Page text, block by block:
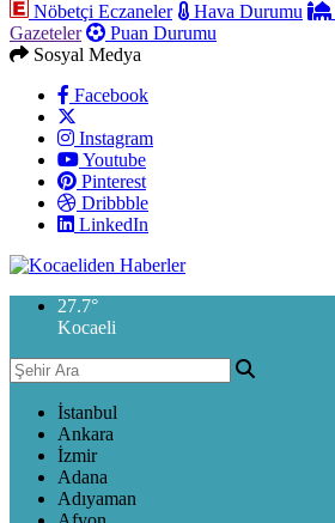
Nöbetçi Eczaneler
Hava Durumu
Gazeteler
Puan Durumu
Sosyal Medya
Facebook
Instagram
Youtube
Pinterest
Dribbble
LinkedIn
27.7°
Kocaeli
İstanbul
Ankara
İzmir
Adana
Adıyaman